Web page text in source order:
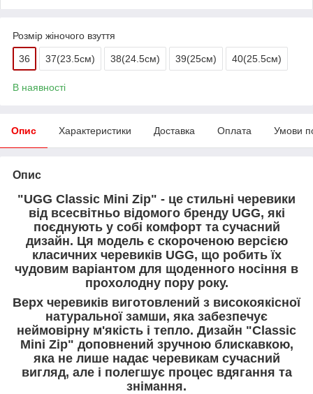
Розмір жіночого взуття
36 37(23.5см) 38(24.5см) 39(25см) 40(25.5см)
В наявності
Опис Характеристики Доставка Оплата Умови
Опис
"UGG Classic Mini Zip" - це стильні черевики
від всесвітньо відомого бренду UGG, які
поєднують у собі комфорт та сучасний
дизайн. Ця модель є скороченою версією
класичних черевиків UGG, що робить їх
чудовим варіантом для щоденного носіння в
прохолодну пору року.
Верх черевиків виготовлений з високоякісної
натуральної замши, яка забезпечує
неймовірну м'якість і тепло. Дизайн "Classic
Mini Zip" доповнений зручною блискавкою,
яка не лише надає черевикам сучасний
вигляд, але і полегшує процес вдягання та
знімання.